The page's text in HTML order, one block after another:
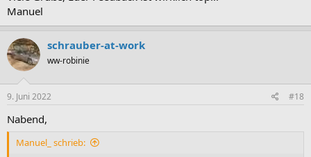
Das ist zwar immer ein Problem, aber in diesem Fall nicht meines und
auch neue Türen wären noch drin, es geht mir vor allem um 4 Türen,
die wie Melanie richtig Vermutet hat der Hund recht hergerichtet hat.
Das sieht einfach nicht gut aus und so möchte ich es auch niemandem
Übergeben.
Manuel
schrauber-at-work
ww-robinie
9. Juni 2022 #18
Nabend,
Manuel_ schrieb: